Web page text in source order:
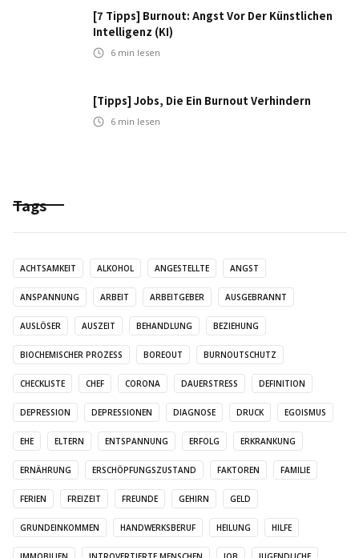
[7 Tipps] Burnout: Angst Vor Der Künstlichen
Intelligenz (KI)
6 min lesen
[Tipps] Jobs, Die Ein Burnout Verhindern
6 min lesen
Tags
ACHTSAMKEIT ALKOHOL ANGESTELLTE ANGST
ANSPANNUNG ARBEIT ARBEITGEBER AUSGEBRANNT
AUSLÖSER AUSZEIT BEHANDLUNG BEZIEHUNG
BIOCHEMISCHER PROZESS BOREOUT BURNOUTSCHUTZ
CHECKLISTE CHEF CORONA DAUERSTRESS DEFINITION
DEPRESSION DEPRESSIONEN DIAGNOSE DRUCK EGOISMUS
EHE ELTERN ENTSPANNUNG ERFOLG ERKRANKUNG
ERNÄHRUNG ERSCHÖPFUNGSZUSTAND FAKTOREN FAMILIE
FERIEN FREIZEIT FREUNDE GEHIRN GELD
GRUNDEINKOMMEN HANDWERKSBERUF HEILUNG HILFE